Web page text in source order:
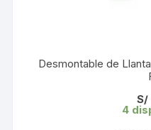
Desmontable de
S/
4